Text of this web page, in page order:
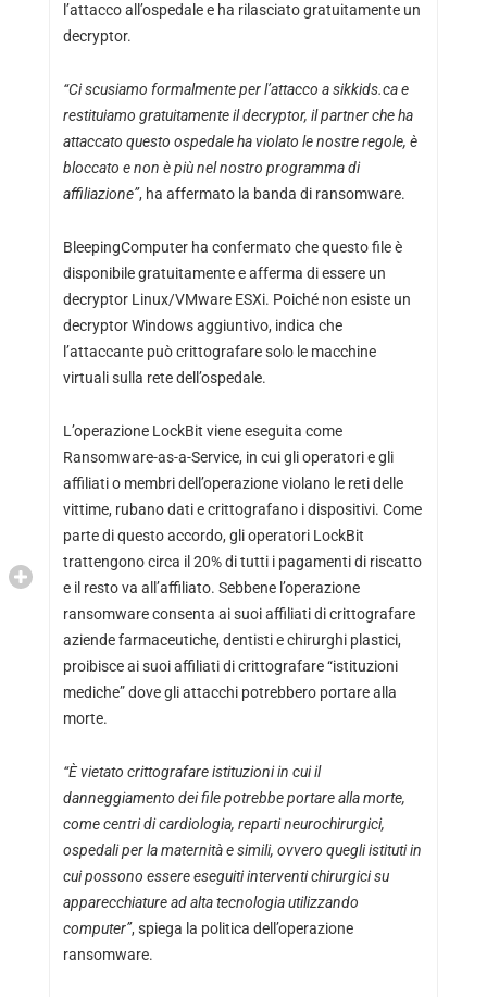
l’attacco all’ospedale e ha rilasciato gratuitamente un
decryptor.
“Ci scusiamo formalmente per l’attacco a sikkids.ca e
restituiamo gratuitamente il decryptor, il partner che ha
attaccato questo ospedale ha violato le nostre regole, è
bloccato e non è più nel nostro programma di
affiliazione”, ha affermato la banda di ransomware.
BleepingComputer ha confermato che questo file è
disponibile gratuitamente e afferma di essere un
decryptor Linux/VMware ESXi. Poiché non esiste un
decryptor Windows aggiuntivo, indica che
l’attaccante può crittografare solo le macchine
virtuali sulla rete dell’ospedale.
L’operazione LockBit viene eseguita come
Ransomware-as-a-Service, in cui gli operatori e gli
affiliati o membri dell’operazione violano le reti delle
vittime, rubano dati e crittografano i dispositivi. Come
parte di questo accordo, gli operatori LockBit
trattengono circa il 20% di tutti i pagamenti di riscatto
e il resto va all’affiliato. Sebbene l’operazione
ransomware consenta ai suoi affiliati di crittografare
aziende farmaceutiche, dentisti e chirurghi plastici,
proibisce ai suoi affiliati di crittografare “istituzioni
mediche” dove gli attacchi potrebbero portare alla
morte.
“È vietato crittografare istituzioni in cui il
danneggiamento dei file potrebbe portare alla morte,
come centri di cardiologia, reparti neurochirurgici,
ospedali per la maternità e simili, ovvero quegli istituti in
cui possono essere eseguiti interventi chirurgici su
apparecchiature ad alta tecnologia utilizzando
computer”, spiega la politica dell’operazione
ransomware.